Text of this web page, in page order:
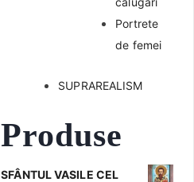
Portrete
de femei
SUPRAREALISM
Produse
SFÂNTUL VASILE CEL